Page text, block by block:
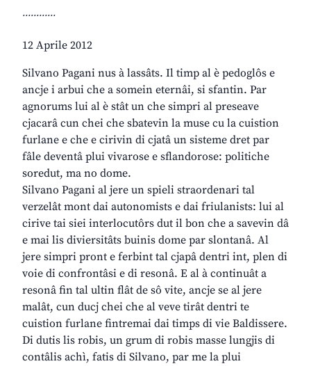
............
12 Aprile 2012
Silvano Pagani nus à lassâts. Il timp al è pedoglôs e
ancje i arbui che a somein eternâi, si sfantin. Par
agnorums lui al è stât un che simpri al preseave
cjacarâ cun chei che sbatevin la muse cu la cuistion
furlane e che e cirivin di cjatâ un sisteme dret par
fâle deventâ plui vivarose e sflandorose: politiche
soredut, ma no dome.
Silvano Pagani al jere un spieli straordenari tal
verzelât mont dai autonomists e dai friulanists: lui al
cirive tai siei interlocutôrs dut il bon che a savevin dâ
e mai lis diviersitâts buinis dome par slontanâ. Al
jere simpri pront e ferbint tal cjapâ dentri int, plen di
voie di confrontâsi e di resonâ. E al à continuât a
resonâ fin tal ultin flât de sô vite, ancje se al jere
malât, cun ducj chei che al veve tirât dentri te
cuistion furlane fintremai dai timps di vie Baldissere.
Di dutis lis robis, un grum di robis masse lungjis di
contâlis achì, fatis di Silvano, par me la plui